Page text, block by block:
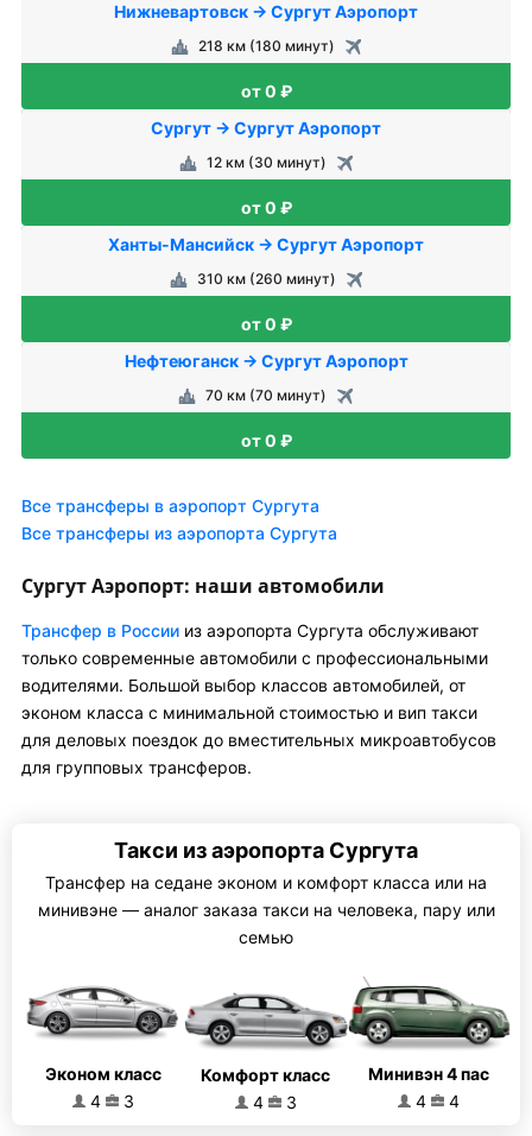
Нижневартовск → Сургут Аэропорт
218 км (180 минут)
от 0 ₽
Сургут → Сургут Аэропорт
12 км (30 минут)
от 0 ₽
Ханты-Мансийск → Сургут Аэропорт
310 км (260 минут)
от 0 ₽
Нефтеюганск → Сургут Аэропорт
70 км (70 минут)
от 0 ₽
Все трансферы в аэропорт Сургута
Все трансферы из аэропорта Сургута
Сургут Аэропорт: наши автомобили
Трансфер в России из аэропорта Сургута обслуживают
только современные автомобили с профессиональными
водителями. Большой выбор классов автомобилей, от
эконом класса с минимальной стоимостью и вип такси
для деловых поездок до вместительных микроавтобусов
для групповых трансферов.
Такси из аэропорта Сургута
Трансфер на седане эконом и комфорт класса или на
минивэне — аналог заказа такси на человека, пару или
семью
Эконом класс
4
3
Комфорт класс
4
3
Минивэн 4 пас
4
4